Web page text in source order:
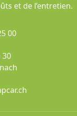
et de l’entretien.
00
30